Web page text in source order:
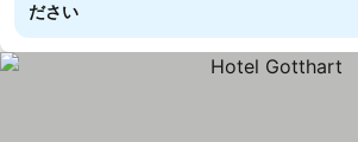
ださい